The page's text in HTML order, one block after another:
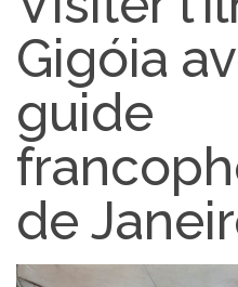
Gigóia
guide
de